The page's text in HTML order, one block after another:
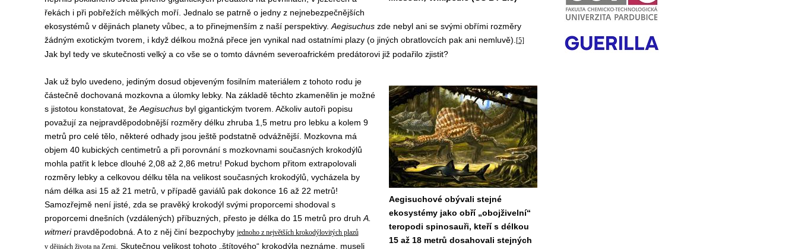
řekách i při pobřežích mělkých moří. Jednalo se patrně o jedny z nejnebezpečnějších
ekosystémů v dějinách planety vůbec, a to přinejmenším z naší perspektivy. Aegisuchuszde nebyl ani se svými obřími rozměry
žádným exotickým tvorem, i když délkou možná přece jen vynikal nad ostatními plazy (o jiných obratlovcích pak ani nemluvě). [5]
Jak byl tedy ve skutečnosti velký a co vše se o tomto dávném severoafrickém predátorovi již podařilo zjistit?
Aegisuchové obývali stejné
ekosystémy jako obří „obojživelní“
teropodi spinosauři, kteří s délkou
15 až 18 metrů dosahovali stejných
Jak už bylo uvedeno, jediným dosud objeveným fosilním materiálem z tohoto rodu je
částečně dochovaná mozkovna a úlomky lebky. Na základě těchto zkamenělin je možné
s jistotou konstatovat, že Aegisuchusbyl gigantickým tvorem. Ačkoliv autoři popisu
považují za nejpravděpodobnější rozměry délku zhruba 1,5 metru pro lebku a kolem 9
metrů pro celé tělo, některé odhady jsou ještě podstatně odvážnější. Mozkovna má
objem 40 kubických centimetrů a při porovnání s mozkovnami současných krokodýlů
mohla patřit k lebce dlouhé 2,08 až 2,86 metru! Pokud bychom přitom extrapolovali
rozměry lebky a celkovou délku těla na velikost současných krokodýlů, vycházela by
nám délka asi 15 až 21 metrů, v případě gaviálů pak dokonce 16 až 22 metrů!
Samozřejmě není jisté, zda se pravěký krokodýl svými proporcemi shodoval s
proporcemi dnešních (vzdálených) příbuzných, přesto je délka do 15 metrů pro druh A.
witmeripravděpodobná. A to z něj činí bezpochyby jednoho z největších krokodýlovitých plazů
v dějinách života na Zemi. Skutečnou velikost tohoto „štítového“ krokodýla neznáme, museli